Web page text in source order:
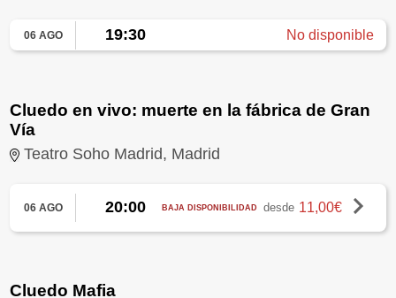
06 AGO 19:30 No disponible
Cluedo en vivo: muerte en la fábrica de Gran
Vía
Teatro Soho Madrid, Madrid
06 AGO 20:00 BAJA DISPONIBILIDAD desde 11,00€
Cluedo Mafia